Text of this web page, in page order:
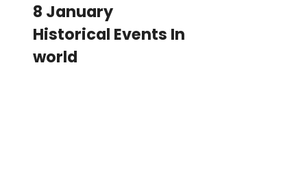
8 January
Historical Events In
world